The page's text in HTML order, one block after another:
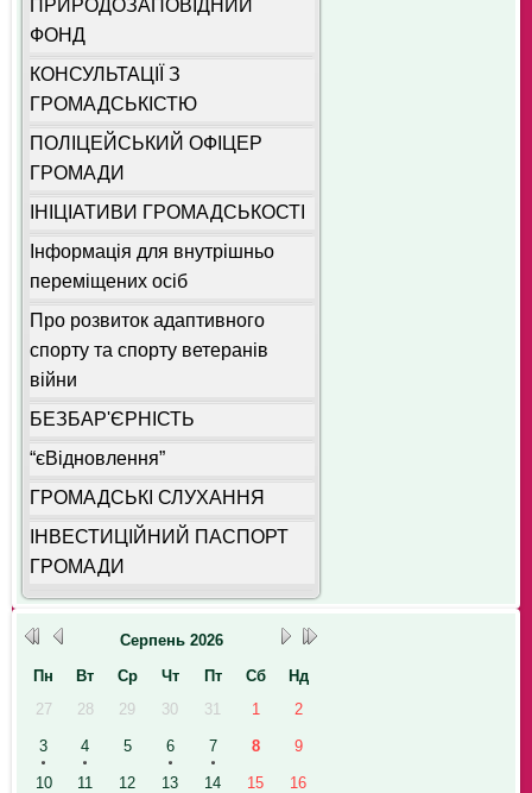
ПРИРОДОЗАПОВІДНИЙ
ФОНД
КОНСУЛЬТАЦІЇ З
ГРОМАДСЬКІСТЮ
ПОЛІЦЕЙСЬКИЙ ОФІЦЕР
ГРОМАДИ
ІНІЦІАТИВИ ГРОМАДСЬКОСТІ
Інформація для внутрішньо
переміщених осіб
Про розвиток адаптивного
спорту та спорту ветеранів
війни
БЕЗБАР'ЄРНІСТЬ
“єВідновлення”
ГРОМАДСЬКІ СЛУХАННЯ
ІНВЕСТИЦІЙНИЙ ПАСПОРТ
ГРОМАДИ
Серпень 2026
Пн
Вт Ср Чт Пт Сб
Нд
27
28 29 30 31 1 2
3 4 5 6 7 8 9
10 11 12 13 14 15 16